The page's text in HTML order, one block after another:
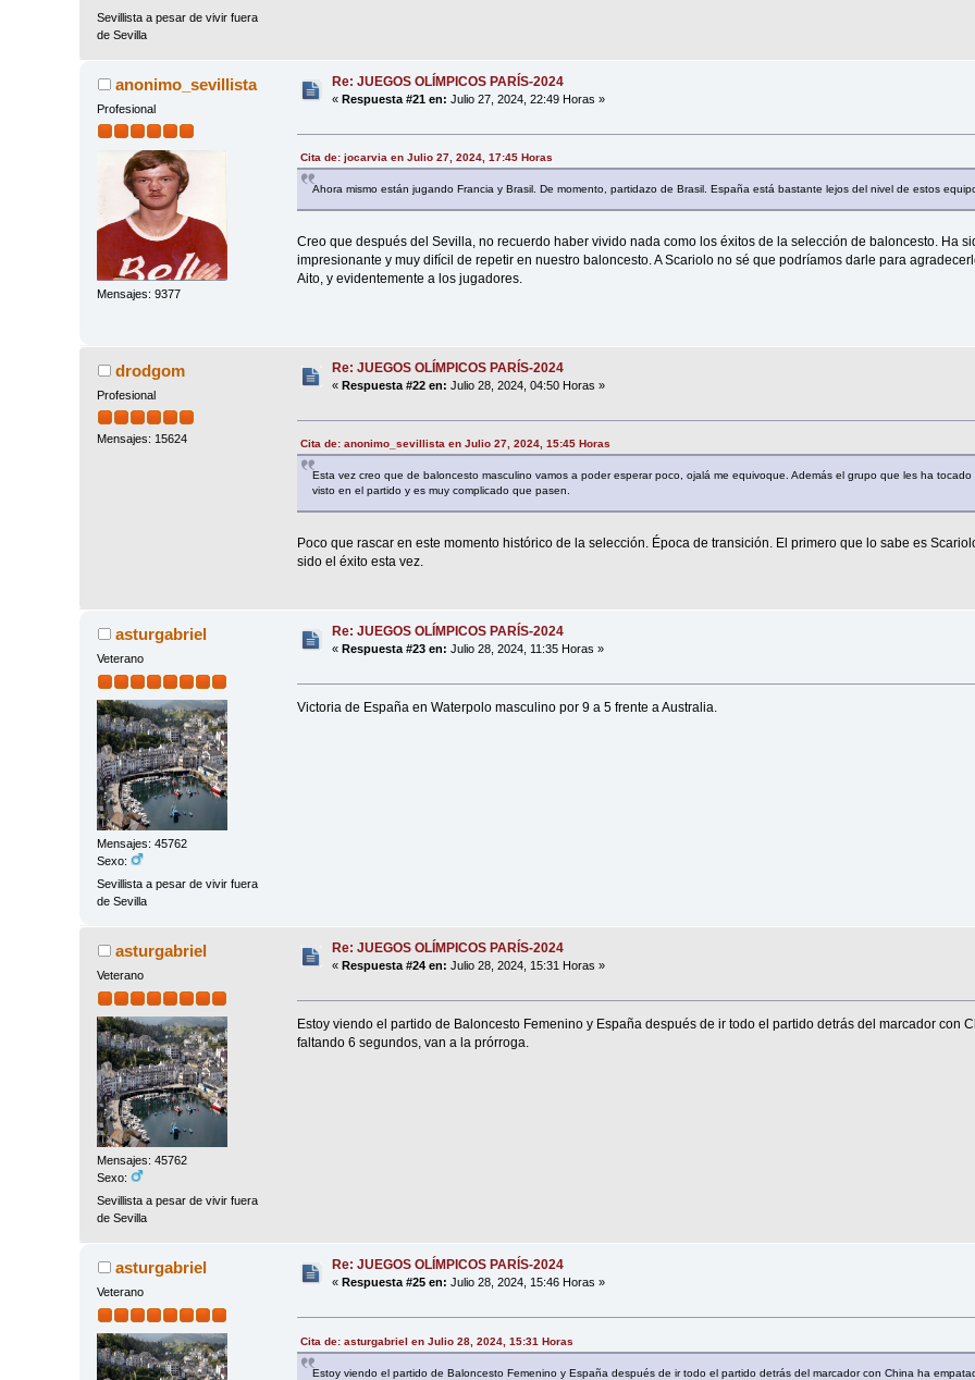
Sevillista a pesar de vivir fuera
de Sevilla
anonimo_sevillista
Profesional
Mensajes: 9377
Re: JUEGOS OLÍMPICOS PARÍS-2024
«Respuesta #21 en: Julio 27, 2024, 22:49 Horas »
Cita de: jocarvia en Julio 27, 2024, 17:45 Horas
Ahora mismo están jugando Francia y Brasil. De momento, partidazo de Brasil. España está bastante lejos del nivel de estos
Creo que después del Sevilla, no recuerdo haber vivido nada como los éxitos de la selección de baloncesto. Ha
impresionante y muy difícil de repetir en nuestro baloncesto. A Scariolo no sé que podríamos darle para
Aito, y evidentemente a los jugadores.
drodgom
Profesional
Mensajes: 15624
Re: JUEGOS OLÍMPICOS PARÍS-2024
«Respuesta #22 en: Julio 28, 2024, 04:50 Horas »
Cita de: anonimo_sevillista en Julio 27, 2024, 15:45 Horas
Esta vez creo que de baloncesto masculino vamos a poder esperar poco, ojalá me equivoque. Además el grupo que les ha tocado
visto en el partido y es muy complicado que pasen.
Poco que rascar en este momento histórico de la selección. Época de transición. El primero que lo sabe es
sido el éxito esta vez.
asturgabriel
Veterano
Mensajes: 45762
Sexo:
Sevillista a pesar de vivir fuera
de Sevilla
Re: JUEGOS OLÍMPICOS PARÍS-2024
« Respuesta #23 en: Julio 28, 2024, 11:35 Horas »
Victoria de España en Waterpolo masculino por 9 a 5 frente a Australia.
asturgabriel
Veterano
Mensajes: 45762
Sexo:
Sevillista a pesar de vivir fuera
de Sevilla
Re: JUEGOS OLÍMPICOS PARÍS-2024
« Respuesta #24 en: Julio 28, 2024, 15:31 Horas »
Estoy viendo el partido de Baloncesto Femenino y España después de ir todo el partido detrás del marcador con
faltando 6 segundos, van a la prórroga.
asturgabriel
Veterano
Re: JUEGOS OLÍMPICOS PARÍS-2024
« Respuesta #25 en: Julio 28, 2024, 15:46 Horas »
Cita de: asturgabriel en Julio 28, 2024, 15:31 Horas
Estoy viendo el partido de Baloncesto Femenino y España después de ir todo el partido detrás del marcador con China ha